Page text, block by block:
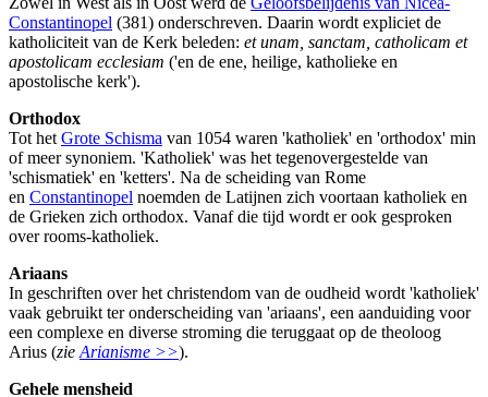
Constantinopel (381) onderschreven. Daarin wordt expliciet de
katholiciteit van de Kerk beleden: et unam, sanctam, catholicam et
apostolicam ecclesiam ('en de ene, heilige, katholieke en
apostolische kerk').
Orthodox
Tot het Grote Schisma van 1054 waren 'katholiek' en 'orthodox' min
of meer synoniem. 'Katholiek' was het tegenovergestelde van
'schismatiek' en 'ketters'. Na de scheiding van Rome
en Constantinopel noemden de Latijnen zich voortaan katholiek en
de Grieken zich orthodox. Vanaf die tijd wordt er ook gesproken
over rooms-katholiek.
Ariaans
In geschriften over het christendom van de oudheid wordt 'katholiek'
vaak gebruikt ter onderscheiding van 'ariaans', een aanduiding voor
een complexe en diverse stroming die teruggaat op de theoloog
Arius (zie Arianisme >>).
Gehele mensheid